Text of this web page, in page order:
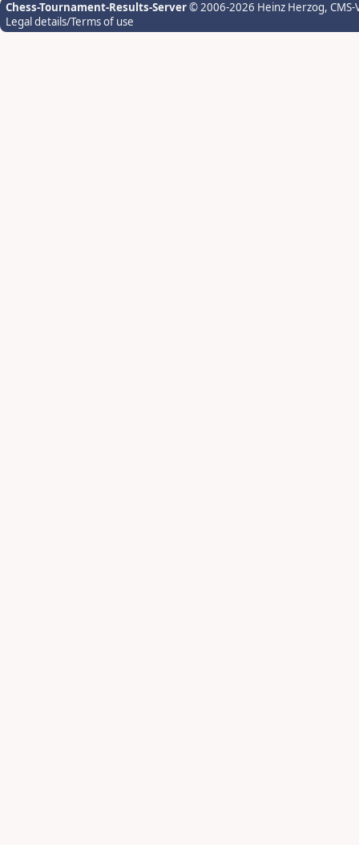
Chess-Tournament-Results-Server© 2006-2026 Heinz Herzog,
Legal details/Terms of use